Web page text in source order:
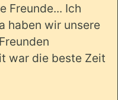
Freunde... Ich
haben wir unsere
war die beste Zeit